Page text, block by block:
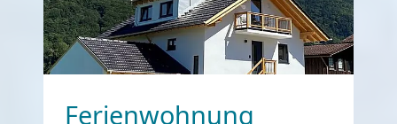
Ferienwohnung